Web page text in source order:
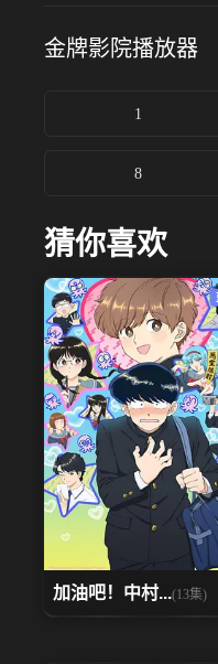
金牌影院播放器
1
8
猜你喜欢
加油吧！中村...(13集)